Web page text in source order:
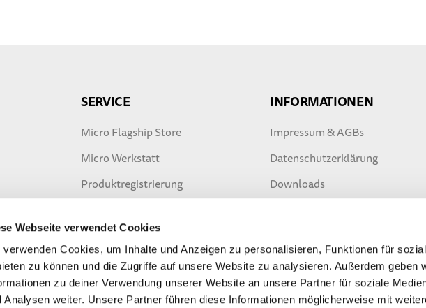
Webseite verwendet Cookies
verwenden Cookies, um Inhalte und Anzeigen zu personalisieren, Funktionen für
zu können und die Zugriffe auf unsere Website zu analysieren. Außerdem geben
zu deiner Verwendung unserer Website an unsere Partner für soziale
Analysen weiter. Unsere Partner führen diese Informationen möglicherweise mit
SERVICE
Micro Flagship Store
Micro Werkstatt
Produktregistrierung
E-Scooter Garantie
INFORMATIONEN
Impressum & AGBs
Datenschutzerklärung
Downloads